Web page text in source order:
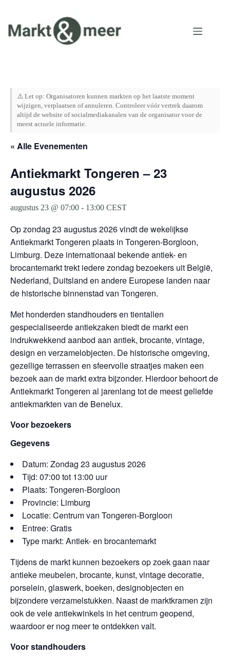
inhoud
⚠️ Let op: Organisatoren kunnen markten op het laatste moment
wijzigen, verplaatsen of annuleren. Controleer vóór vertrek daarom
altijd de website of socialmediakanalen van de organisator voor de
meest actuele informatie.
« Alle Evenementen
Antiekmarkt Tongeren – 23
augustus 2026
augustus 23 @ 07:00 - 13:00 CEST
Op zondag 23 augustus 2026 vindt de wekelijkse
Antiekmarkt Tongeren plaats in Tongeren-Borgloon,
Limburg. Deze internationaal bekende antiek- en
brocantemarkt trekt iedere zondag bezoekers uit België,
Nederland, Duitsland en andere Europese landen naar
de historische binnenstad van Tongeren.
Met honderden standhouders en tientallen
gespecialiseerde antiekzaken biedt de markt een
indrukwekkend aanbod aan antiek, brocante, vintage,
design en verzamelobjecten. De historische omgeving,
gezellige terrassen en sfeervolle straatjes maken een
bezoek aan de markt extra bijzonder. Hierdoor behoort de
Antiekmarkt Tongeren al jarenlang tot de meest geliefde
antiekmarkten van de Benelux.
Voor bezoekers
Gegevens
Datum: Zondag 23 augustus 2026
Tijd: 07:00 tot 13:00 uur
Plaats: Tongeren-Borgloon
Provincie: Limburg
Locatie: Centrum van Tongeren-Borgloon
Entree: Gratis
Type markt: Antiek- en brocantemarkt
Tijdens de markt kunnen bezoekers op zoek gaan naar
antieke meubelen, brocante, kunst, vintage decoratie,
porselein, glaswerk, boeken, designobjecten en
bijzondere verzamelstukken. Naast de marktkramen zijn
ook de vele antiekwinkels in het centrum geopend,
waardoor er nog meer te ontdekken valt.
Voor standhouders